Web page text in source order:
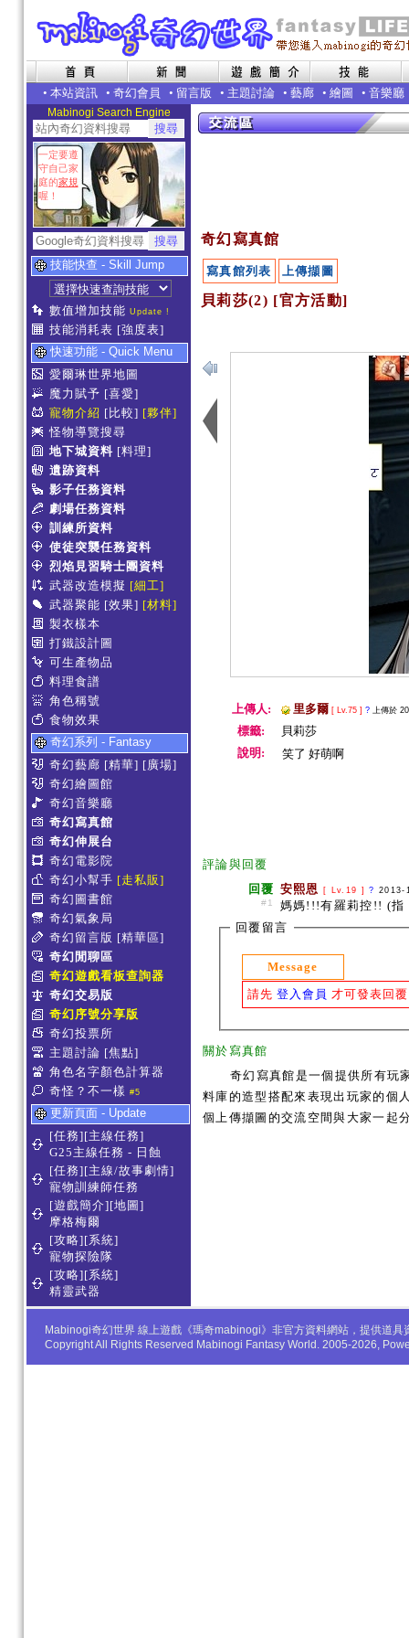
• 本站資訊 • 奇幻會員 • 留言版 • 主題討論 • 藝廊 • 繪圖 • 音樂廳
Mabinogi Search Engine
一定要遵
守自己家
庭的家規
喔！
技能快查 - Skill Jump
數值增加技能 Update !
技能消耗表 [強度表]
快速功能 - Quick Menu
愛爾琳世界地圖
魔力賦予 [喜愛]
寵物介紹 [比較] [夥伴]
怪物導覽搜尋
地下城資料 [料理]
遺跡資料
影子任務資料
劇場任務資料
訓練所資料
使徒突襲任務資料
烈焰見習騎士團資料
武器改造模擬 [細工]
武器聚能 [效果] [材料]
製衣樣本
打鐵設計圖
可生產物品
料理食譜
角色稱號
食物效果
奇幻系列 - Fantasy
奇幻藝廊 [精華] [廣場]
奇幻繪圖館
奇幻音樂廳
奇幻寫真館
奇幻伸展台
奇幻電影院
奇幻小幫手 [走私販]
奇幻圖書館
奇幻氣象局
奇幻留言版 [精華區]
奇幻閒聊區
奇幻遊戲看板查詢器
奇幻交易版
奇幻序號分享版
奇幻投票所
主題討論 [焦點]
角色名字顏色計算器
奇怪？不一樣 #5
更新頁面 - Update
[任務][主線任務]
G25主線任務 - 日蝕
[任務][主線/故事劇情]
寵物訓練師任務
[遊戲簡介][地圖]
摩格梅爾
[攻略][系統]
寵物探險隊
[攻略][系統]
精靈武器
奇幻寫真館
寫真館列表 上傳擷圖
貝莉莎(2) [官方活動]
上傳人: 里多爾 [ Lv.75 ] ? 上傳於
標籤:
貝莉莎
說明:
笑了 好萌啊
評論與回覆
回覆
#1
安熙恩 [ Lv.19 ]?
媽媽!!!有羅莉控!! (指
回覆留言
Message
請先 登入會員 才可發表回
關於寫真館
奇幻寫真館是一個提供所有玩
料庫的造型搭配來表現出玩家的個
個上傳擷圖的交流空間與大家一起
Mabinogi奇幻世界 線上遊戲《瑪奇mabinogi》非官方資料網站，提供道
Copyright All Rights Reserved Mabinogi Fantasy World. 2005-2026,